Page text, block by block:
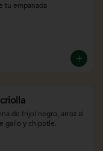
tu empanada
de frijol negro, arroz al
gallo y chipotle.